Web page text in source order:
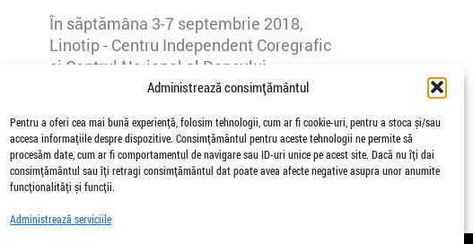
Administrează consimțământul
Pentru a oferi cea mai bună experiență, folosim tehnologii, cum ar fi cookie-uri, pentru a stoca și/sau
accesa informațiile despre dispozitive. Consimțământul pentru aceste tehnologii ne permite să
procesăm date, cum ar fi comportamentul de navigare sau ID-uri unice pe acest site. Dacă nu îți dai
consimțământul sau îți retragi consimțământul dat poate avea afecte negative asupra unor anumite
funcționalități și funcții.
Administrează serviciile
În săptămâna 3-7 septembrie 2018,
Linotip - Centru Independent Coregrafic
și Centrul Național al Dansului
26 afisari | 0 comentarii